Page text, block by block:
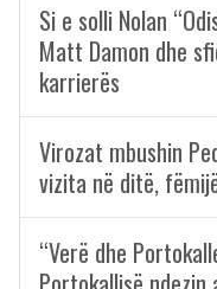
Si e solli Nolan
Matt Damon dhe
karrierës
Virozat mbushin
vizita në ditë,
“Verë dhe